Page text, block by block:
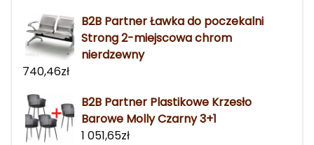
B2B Partner Ławka do poczekalni
Strong 2-miejscowa chrom
nierdzewny
740,46zł
B2B Partner Plastikowe Krzesło
Barowe Molly Czarny 3+1
1 051,65zł